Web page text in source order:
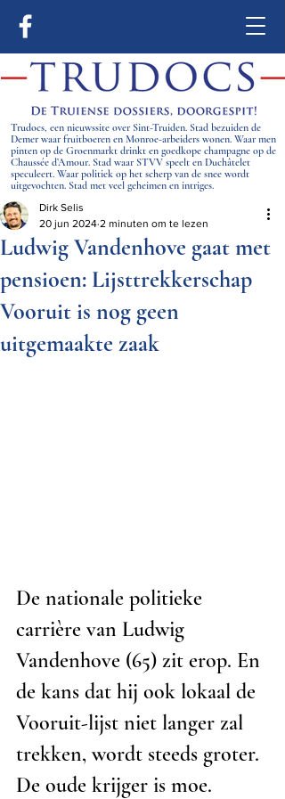
Trudocs, een nieuwssite over Sint-Truiden. Stad bezuiden de
Demer waar fruitboeren en Monroe-arbeiders wonen. Waar men
pinten op de Groenmarkt drinkt en goedkope champagne op de
Chaussée d’Amour. Stad waar STVV speelt en Duchâtelet
speculeert. Waar politiek op het scherp van de snee wordt
uitgevochten. Stad met veel geheimen en intriges.
Ludwig Vandenhove gaat met
pensioen: Lijsttrekkerschap
Vooruit is nog geen
uitgemaakte zaak
Dirk Selis
20 jun 2024 2 minuten om te lezen
De nationale politieke
carrière van Ludwig
Vandenhove (65) zit erop. En
de kans dat hij ook lokaal de
Vooruit-lijst niet langer zal
trekken, wordt steeds groter.
De oude krijger is moe.